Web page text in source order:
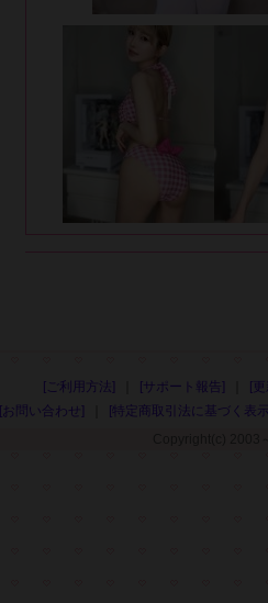
[ご利用方法] [サポート報告]
[
[お問い合わせ]
[特定商取引法に基づく表